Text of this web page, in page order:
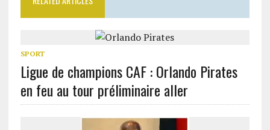
SPORT
Ligue de champions CAF : Orlando Pirates
en feu au tour préliminaire aller